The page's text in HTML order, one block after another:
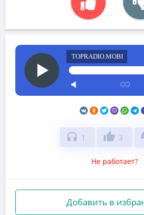
TOPRADIO.MOBI
headphones 1 thumb_up 3
Не работает?
Добавить в